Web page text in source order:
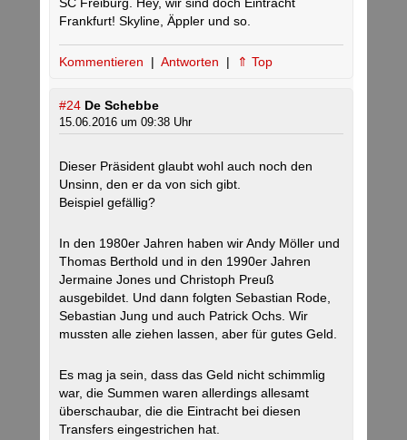
SC Freiburg. Hey, wir sind doch Eintracht
Frankfurt! Skyline, Äppler und so.
Kommentieren | Antworten | ⇑ Top
#24 De Schebbe
15.06.2016 um 09:38 Uhr
Dieser Präsident glaubt wohl auch noch den
Unsinn, den er da von sich gibt.
Beispiel gefällig?
In den 1980er Jahren haben wir Andy Möller und
Thomas Berthold und in den 1990er Jahren
Jermaine Jones und Christoph Preuß
ausgebildet. Und dann folgten Sebastian Rode,
Sebastian Jung und auch Patrick Ochs. Wir
mussten alle ziehen lassen, aber für gutes Geld.
Es mag ja sein, dass das Geld nicht schimmlig
war, die Summen waren allerdings allesamt
überschaubar, die die Eintracht bei diesen
Transfers eingestrichen hat.